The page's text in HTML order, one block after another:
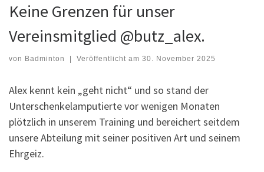
Keine Grenzen für unser
Vereinsmitglied @butz_alex.
von Badminton Veröffentlicht am 30. November 2025
Alex kennt kein „geht nicht“ und so stand der
Unterschenkelamputierte vor wenigen Monaten
plötzlich in unserem Training und bereichert seitdem
unsere Abteilung mit seiner positiven Art und seinem
Ehrgeiz.